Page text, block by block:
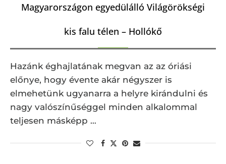
Magyarországon egyedülálló Világörökségi
kis falu télen – Hollókő
Hazánk éghajlatának megvan az az óriási
előnye, hogy évente akár négyszer is
elmehetünk ugyanarra a helyre kirándulni és
nagy valószínűséggel minden alkalommal
teljesen másképp …